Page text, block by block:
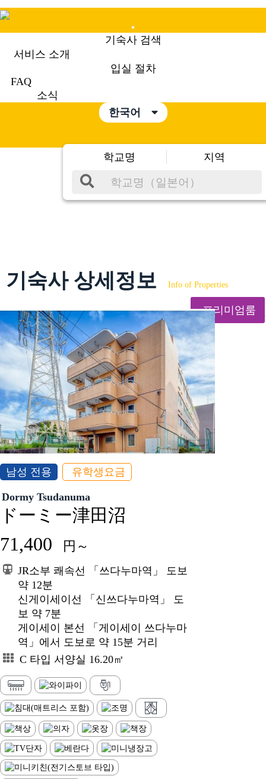
Mobile
Menu
기숙사 검색
서비스 소개
입실 절차
FAQ
소식
한국어
학교명 지역
기숙사 상세정보 Info of Properties
프리미엄룸
남성 전용 유학생요금
Dormy Tsudanuma
ドーミー津田沼
71,400 円～
JR소부 쾌속선 「쓰다누마역」 도보
약 12분
신게이세이선 「신쓰다누마역」 도
보 약 7분
게이세이 본선 「게이세이 쓰다누마
역」에서 도보로 약 15분 거리
C 타입 서양실 16.20㎡